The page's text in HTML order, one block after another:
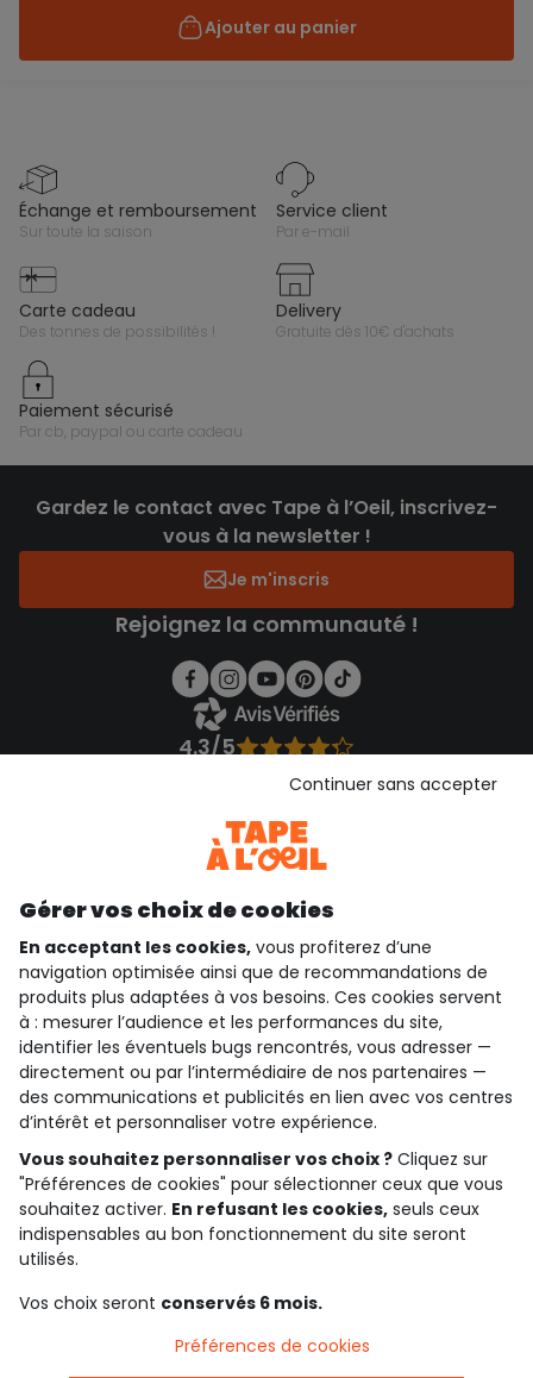
Ajouter au panier
échange et remboursement
sur toute la saison
service client
par e-mail
carte cadeau
des tonnes de possibilités !
delivery
gratuite dès 10€ d'achats
paiement sécurisé
par cb, paypal ou carte cadeau
Gardez le contact avec Tape à l’Oeil, inscrivez-
vous à la newsletter !
Je m'inscris
Rejoignez la communauté !
4.3/5
Voir l’attestation de confiance
Téléchargez notre application
Découvrir notre application
qui sommes-nous ?
besoin d'aide ?
le club fidélité
notre catalogue
Conditions générales de ventes et d'utilisation
Politique de confidentialité
Cookies et données personnelles
Paramètres des cookies
Gérer vos choix de cookies
En acceptant les cookies, vous profiterez d’une
navigation optimisée ainsi que de recommandations de
produits plus adaptées à vos besoins. Ces cookies servent
à : mesurer l’audience et les performances du site,
identifier les éventuels bugs rencontrés, vous adresser —
directement ou par l’intermédiaire de nos partenaires —
des communications et publicités en lien avec vos centres
d’intérêt et personnaliser votre expérience.
Vous souhaitez personnaliser vos choix ? Cliquez sur
"Préférences de cookies" pour sélectionner ceux que vous
souhaitez activer. En refusant les cookies, seuls ceux
indispensables au bon fonctionnement du site seront
utilisés.
Vos choix seront conservés 6 mois.
Continuer sans accepter
Préférences de cookies